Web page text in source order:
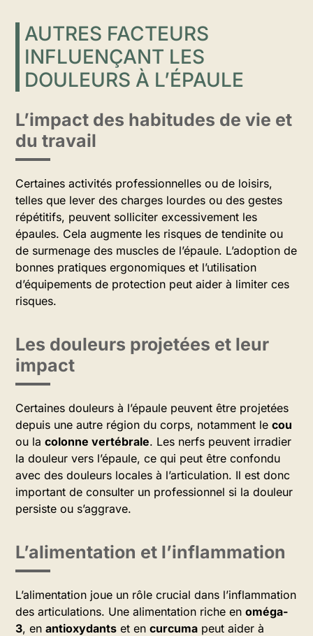
AUTRES FACTEURS
INFLUENÇANT LES
DOULEURS À L’ÉPAULE
L’impact des habitudes de vie et
du travail
Certaines activités professionnelles ou de loisirs,
telles que lever des charges lourdes ou des gestes
répétitifs, peuvent solliciter excessivement les
épaules. Cela augmente les risques de tendinite ou
de surmenage des muscles de l’épaule. L’adoption de
bonnes pratiques ergonomiques et l’utilisation
d’équipements de protection peut aider à limiter ces
risques.
Les douleurs projetées et leur
impact
Certaines douleurs à l’épaule peuvent être projetées
depuis une autre région du corps, notamment le cou
ou la colonne vertébrale. Les nerfs peuvent irradier
la douleur vers l’épaule, ce qui peut être confondu
avec des douleurs locales à l’articulation. Il est donc
important de consulter un professionnel si la douleur
persiste ou s’aggrave.
L’alimentation et l’inflammation
L’alimentation joue un rôle crucial dans l’inflammation
des articulations. Une alimentation riche en oméga-
3, en antioxydants et en curcuma peut aider à